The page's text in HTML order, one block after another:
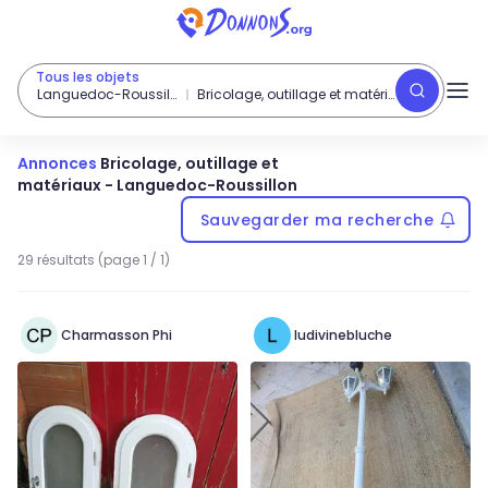
Tous les objets
Languedoc-Roussillon Bricolage, outillage et matériaux
Annonces Bricolage, outillage et
matériaux - Languedoc-Roussillon
Sauvegarder ma recherche
29 résultats (page 1 / 1)
Charmasson Phi ludivinebluche